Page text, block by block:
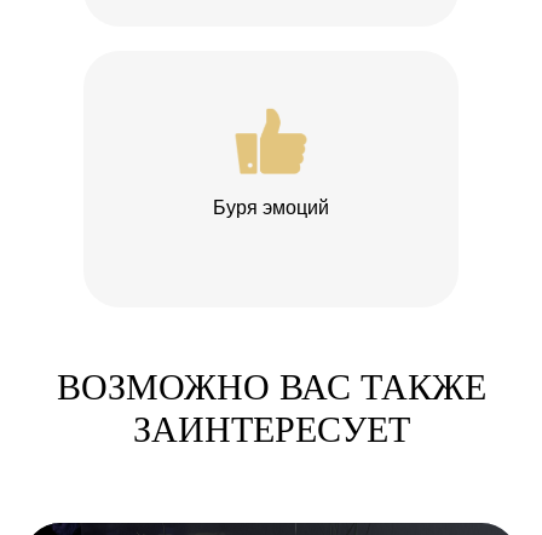
Буря эмоций
ВОЗМОЖНО ВАС ТАКЖЕ
ЗАИНТЕРЕСУЕТ